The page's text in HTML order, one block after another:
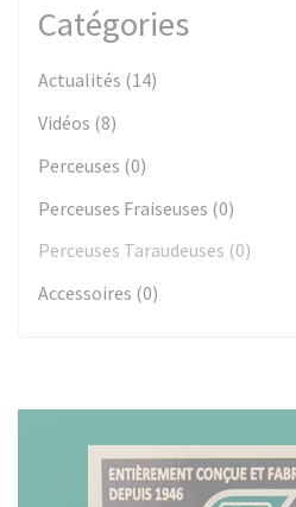
Catégories
Actualités (14)
Vidéos (8)
Perceuses (0)
Perceuses Fraiseuses (0)
Perceuses Taraudeuses (0)
Accessoires (0)